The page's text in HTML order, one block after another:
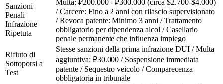
Sanzioni
Penali
Infrazione
Ripetuta
Multa: ₽200.000 - ₽300.000 (circa $2.700-$4.000)
/ Carcere: Fino a 2 anni con rilascio supervisionato
/ Revoca patente: Minimo 3 anni / Trattamento
obbligatorio per dipendenza alcol / Casellario
penale permanente che influenza impiego
Rifiuto di
Sottoporsi a
Test
Stesse sanzioni della prima infrazione DUI / Multa
aggiuntiva: ₽30.000 / Sospensione immediata
patente / Sequestro veicolo / Comparecenza
obbligatoria in tribunale